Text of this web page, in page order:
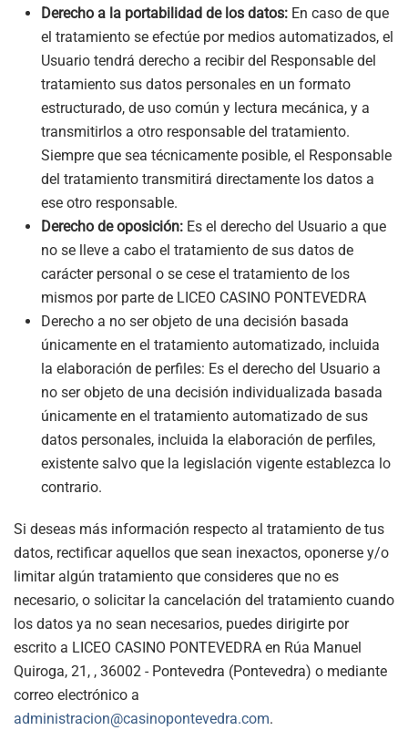
Derecho a la portabilidad de los datos: En caso de que
el tratamiento se efectúe por medios automatizados, el
Usuario tendrá derecho a recibir del Responsable del
tratamiento sus datos personales en un formato
estructurado, de uso común y lectura mecánica, y a
transmitirlos a otro responsable del tratamiento.
Siempre que sea técnicamente posible, el Responsable
del tratamiento transmitirá directamente los datos a
ese otro responsable.
Derecho de oposición: Es el derecho del Usuario a que
no se lleve a cabo el tratamiento de sus datos de
carácter personal o se cese el tratamiento de los
mismos por parte de LICEO CASINO PONTEVEDRA
Derecho a no ser objeto de una decisión basada
únicamente en el tratamiento automatizado, incluida
la elaboración de perfiles: Es el derecho del Usuario a
no ser objeto de una decisión individualizada basada
únicamente en el tratamiento automatizado de sus
datos personales, incluida la elaboración de perfiles,
existente salvo que la legislación vigente establezca lo
contrario.
Si deseas más información respecto al tratamiento de tus
datos, rectificar aquellos que sean inexactos, oponerse y/o
limitar algún tratamiento que consideres que no es
necesario, o solicitar la cancelación del tratamiento cuando
los datos ya no sean necesarios, puedes dirigirte por
escrito a LICEO CASINO PONTEVEDRA en Rúa Manuel
Quiroga, 21, , 36002 - Pontevedra (Pontevedra) o mediante
correo electrónico a
administracion@casinopontevedra.com.